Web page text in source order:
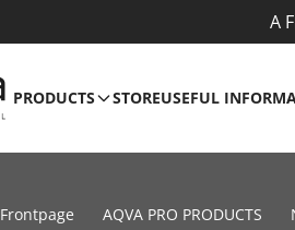
A
PRODUCTS STOREUSEFUL
Frontpage AQVA PRO PRODUCTS